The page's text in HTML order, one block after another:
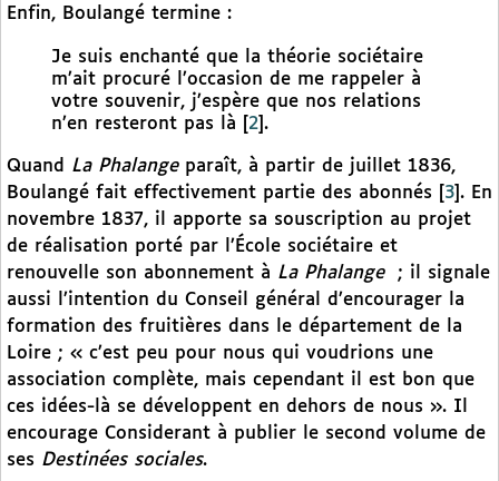
Enfin, Boulangé termine :
Je suis enchanté que la théorie sociétaire
m’ait procuré l’occasion de me rappeler à
votre souvenir, j’espère que nos relations
n’en resteront pas là
2 .
Quand La Phalange paraît, à partir de juillet 1836,
Boulangé fait effectivement partie des abonnés
3 . En
novembre 1837, il apporte sa souscription au projet
de réalisation porté par l’École sociétaire et
renouvelle son abonnement à La Phalange
; il signale
aussi l’intention du Conseil général d’encourager la
formation des fruitières dans le département de la
Loire ; « c’est peu pour nous qui voudrions une
association complète, mais cependant il est bon que
ces idées-là se développent en dehors de nous ». Il
encourage Considerant à publier le second volume de
ses Destinées sociales.